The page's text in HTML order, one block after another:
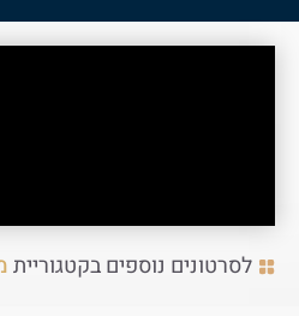
לסרטונים נוספים בקטגוריית